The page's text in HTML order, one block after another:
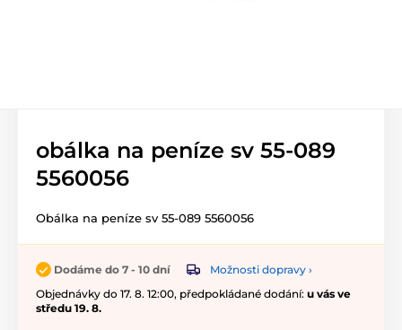
obálka na peníze sv 55-089
5560056
Obálka na peníze sv 55-089 5560056
Dodáme do 7 - 10 dní
Možnosti dopravy ›
Objednávky do 17. 8. 12:00, předpokládané dodání: u vás ve
středu 19. 8.